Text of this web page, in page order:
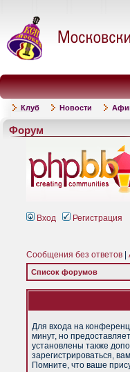
Клуб Новости
Форум
Вход Регистрация
Сообщения без ответов
Список форумов
Для входа на
минут, но
установлены также
зарегистрироваться,
Помните, что ваше